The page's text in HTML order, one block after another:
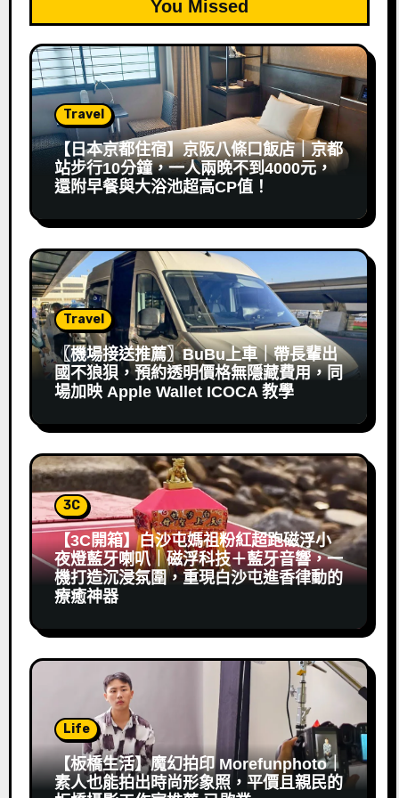
You Missed
Travel
【日本京都住宿】京阪八條口飯店｜京都
站步行10分鐘，一人兩晚不到4000元，
還附早餐與大浴池超高CP值！
Travel
〖機場接送推薦〗BuBu上車｜帶長輩出
國不狼狽，預約透明價格無隱藏費用，同
場加映 Apple Wallet ICOCA 教學
3C
【3C開箱】白沙屯媽祖粉紅超跑磁浮小
夜燈藍牙喇叭｜磁浮科技＋藍牙音響，一
機打造沉浸氛圍，重現白沙屯進香律動的
療癒神器
Life
【板橋生活】魔幻拍印 Morefunphoto｜
素人也能拍出時尚形象照，平價且親民的